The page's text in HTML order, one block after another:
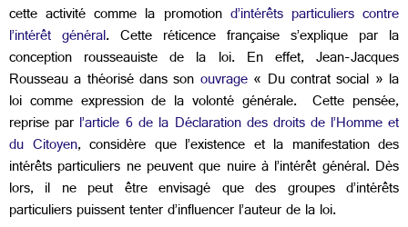
cette activité comme la promotion d’intérêts particuliers contre
l’intérêt général. Cette réticence française s’explique par la
conception rousseauiste de la loi. En effet, Jean-Jacques
Rousseau a théorisé dans son ouvrage« Du contrat social » la
loi comme expression de la volonté générale. Cette pensée,
reprise par l’article 6 de la Déclaration des droits de l’Homme et
du Citoyen, considère que l’existence et la manifestation des
intérêts particuliers ne peuvent que nuire à l’intérêt général. Dès
lors, il ne peut être envisagé que des groupes d’intérêts
particuliers puissent tenter d’influencer l’auteur de la loi.